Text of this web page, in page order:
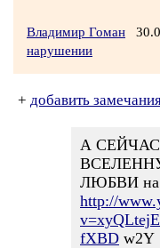
Владимир Гоман
нарушении
+ добавить
А
ЛЮБВИ на
http://
fXBD w2Y